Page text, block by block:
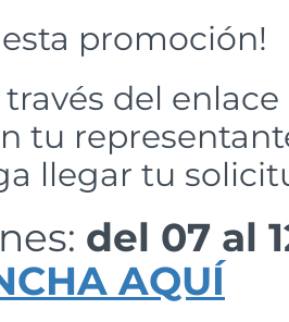
promoción!
del
tu
llegar tu
del 07 al
AQUÍ